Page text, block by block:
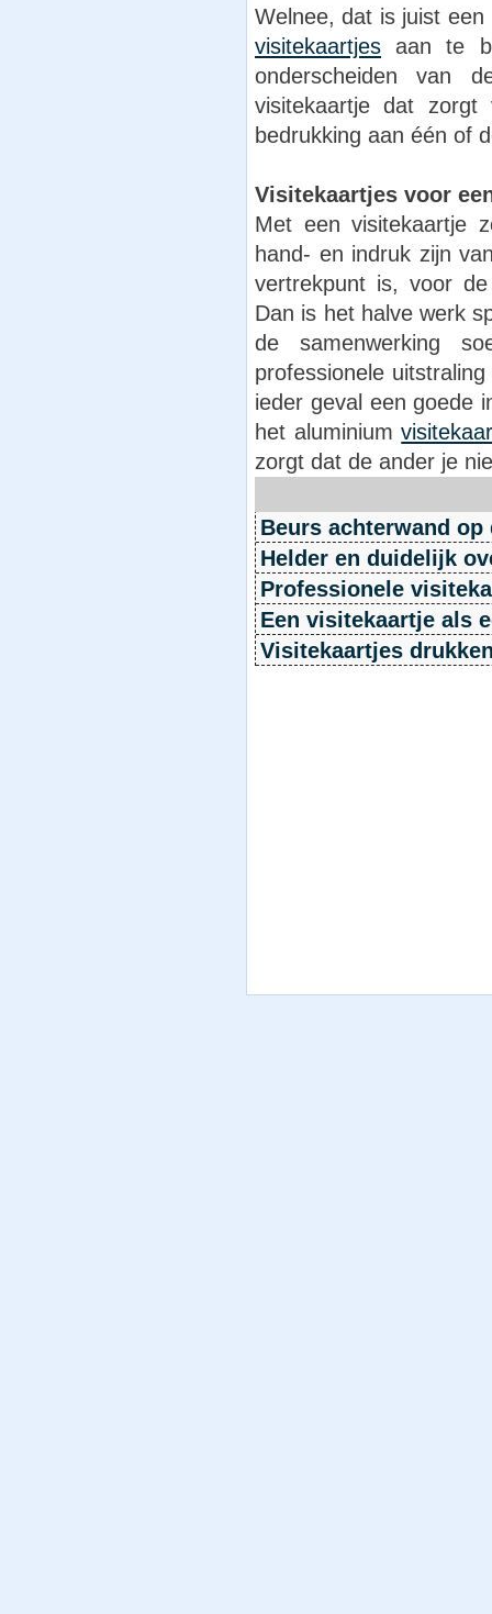
Welnee, dat is juist
visitekaartjes aan te
onderscheiden van
visitekaartje dat
bedrukking aan één of
Visitekaartjes voor
Met een visitekaartje
hand- en indruk zijn
vertrekpunt is, voor
Dan is het halve werk
de samenwerking
professionele
ieder geval een goede
het aluminium
zorgt dat de ander je
Beurs achterwand op
Helder en duidelijk
Professionele
Een visitekaartje als
Visitekaartjes